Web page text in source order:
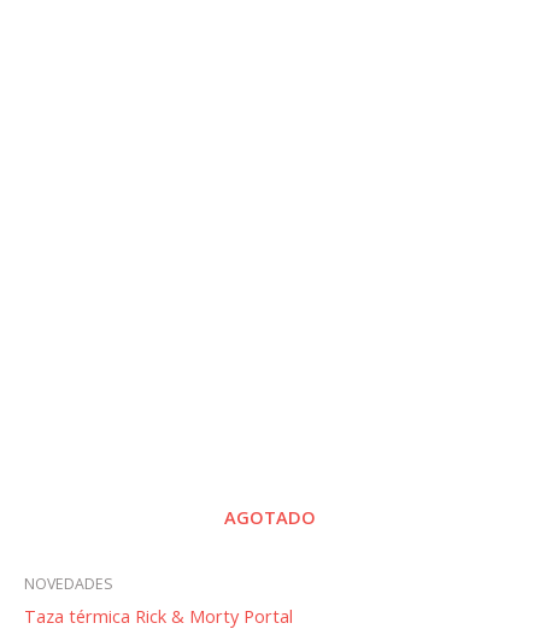
AGOTADO
NOVEDADES
Taza térmica Rick & Morty Portal